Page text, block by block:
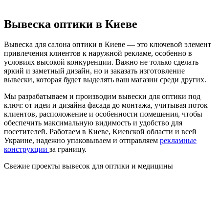
Вывеска оптики в Киеве
Вывеска для салона оптики в Киеве — это ключевой элемент
привлечения клиентов к наружной рекламе, особенно в
условиях высокой конкуренции. Важно не только сделать
яркий и заметный дизайн, но и заказать изготовление
вывески, которая будет выделять ваш магазин среди других.
Мы разрабатываем и производим вывески для оптики под
ключ: от идеи и дизайна фасада до монтажа, учитывая поток
клиентов, расположение и особенности помещения, чтобы
обеспечить максимальную видимость и удобство для
посетителей. Работаем в Киеве, Киевской области и всей
Украине, надежно упаковываем и отправляем рекламные
конструкции за границу.
Свежие проекты вывесок для оптики и медицины